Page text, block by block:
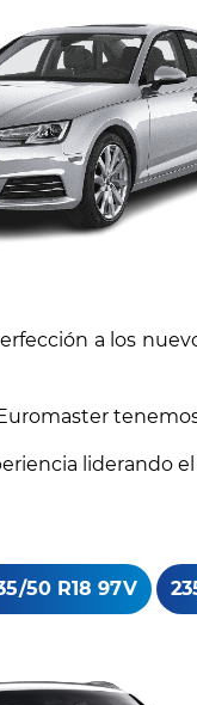
a los
liderando
50 R18 97V